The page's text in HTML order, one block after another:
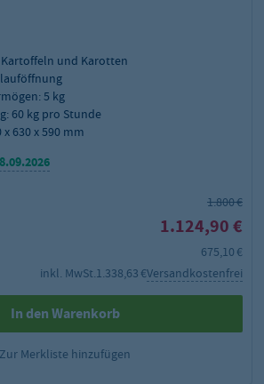
und Karotten
5 kg
60 kg pro Stunde
x 630 x 590 mm
1.800 €
1.124,90 €
675,10 €
inkl. MwSt.1.338,63 €Versandkostenfrei
In den Warenkorb
Zur Merkliste hinzufügen